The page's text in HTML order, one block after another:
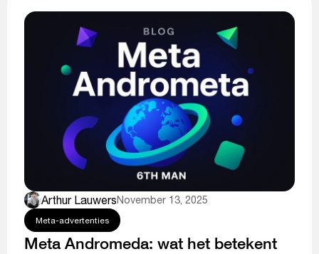
Arthur LauwersNovember 13, 2025
Meta-advertenties
Meta Andromeda: wat het betekent